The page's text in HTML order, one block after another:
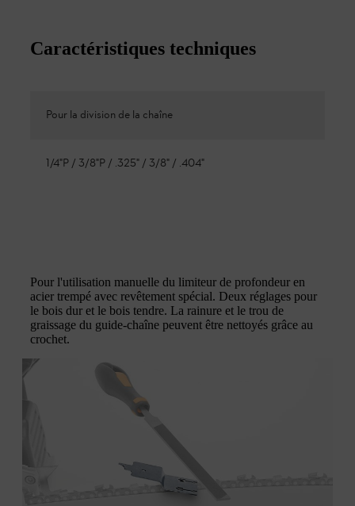
Caractéristiques techniques
Pour la division de la chaîne
1/4"P / 3/8"P / .325" / 3/8" / .404"
Pour l'utilisation manuelle du limiteur de profondeur en
acier trempé avec revêtement spécial. Deux réglages pour
le bois dur et le bois tendre. La rainure et le trou de
graissage du guide-chaîne peuvent être nettoyés grâce au
crochet.